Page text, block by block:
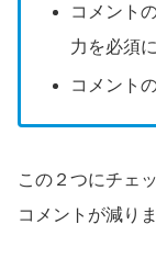
コメント
力を必須
コメント
この２つにチェ
コメントが減りま